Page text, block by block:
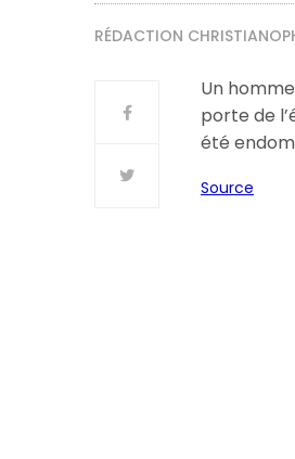
RÉDACTION
Un
porte de
été
Source